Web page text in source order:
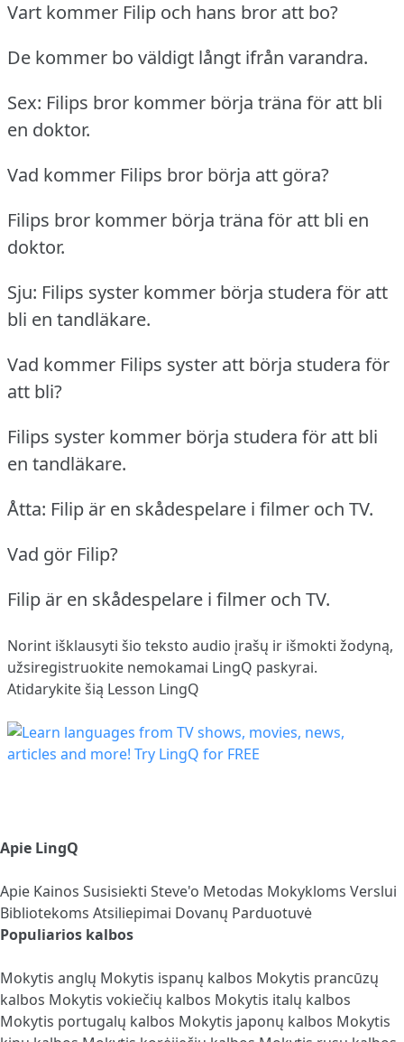
Vart kommer Filip och hans bror att bo?
De kommer bo väldigt långt ifrån varandra.
Sex: Filips bror kommer börja träna för att bli
en doktor.
Vad kommer Filips bror börja att göra?
Filips bror kommer börja träna för att bli en
doktor.
Sju: Filips syster kommer börja studera för att
bli en tandläkare.
Vad kommer Filips syster att börja studera för
att bli?
Filips syster kommer börja studera för att bli
en tandläkare.
Åtta: Filip är en skådespelare i filmer och TV.
Vad gör Filip?
Filip är en skådespelare i filmer och TV.
Norint išklausyti šio teksto audio įrašų ir išmokti žodyną,
užsiregistruokite nemokamai LingQ paskyrai.
Atidarykite šią Lesson LingQ
Apie LingQ
Apie Kainos Susisiekti Steve'o Metodas Mokykloms Verslui
Bibliotekoms Atsiliepimai Dovanų Parduotuvė
Populiarios kalbos
Mokytis anglų Mokytis ispanų kalbos Mokytis prancūzų
kalbos Mokytis vokiečių kalbos Mokytis italų kalbos
Mokytis portugalų kalbos Mokytis japonų kalbos Mokytis